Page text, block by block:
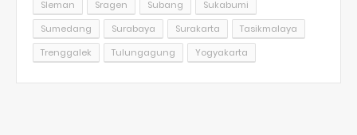
Sleman
Sragen Subang
Sukabumi
Sumedang
Surabaya Surakarta
Tasikmalaya
Trenggalek
Tulungagung Yogyakarta